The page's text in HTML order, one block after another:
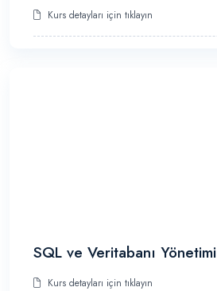
Kurs detayları için tıklayın
SQL ve Veritabanı Yönetimi
Kurs detayları için tıklayın